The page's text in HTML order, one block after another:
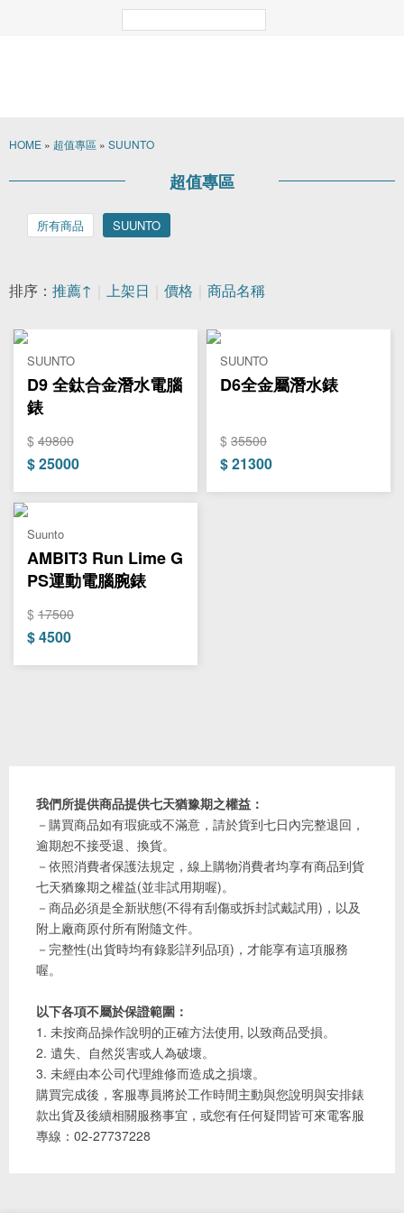
HOME » 超值專區 » SUUNTO
超值專區
所有商品 SUUNTO
排序： 推薦↑ 上架日 價格 商品名稱
SUUNTO
D9 全鈦合金潛水電腦
錶
$ 49800
$25000
SUUNTO
D6全金屬潛水錶
$ 35500
$21300
Suunto
AMBIT3 Run Lime G
PS運動電腦腕錶
$ 17500
$4500
我們所提供商品提供七天猶豫期之權益：
－購買商品如有瑕疵或不滿意，請於貨到七日內完整退回，
逾期恕不接受退、換貨。
－依照消費者保護法規定，線上購物消費者均享有商品到貨
七天猶豫期之權益(並非試用期喔)。
－商品必須是全新狀態(不得有刮傷或拆封試戴試用)，以及
附上廠商原付所有附隨文件。
－完整性(出貨時均有錄影詳列品項)，才能享有這項服務
喔。
以下各項不屬於保證範圍：
1. 未按商品操作說明的正確方法使用, 以致商品受損。
2. 遺失、自然災害或人為破壞。
3. 未經由本公司代理維修而造成之損壞。
購買完成後，客服專員將於工作時間主動與您說明與安排錶
款出貨及後續相關服務事宜，或您有任何疑問皆可來電客服
專線：02-27737228